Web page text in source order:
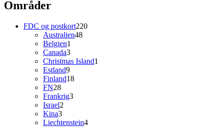
Områder
FDC og postkort220220
Australien4848
Belgien1
Canada33
varer
Christmas Island1
Estland99
varer
Finland1818
FN2828
varer
Frankrig33
Israel2
Kina33
varer
Liechtenstein44